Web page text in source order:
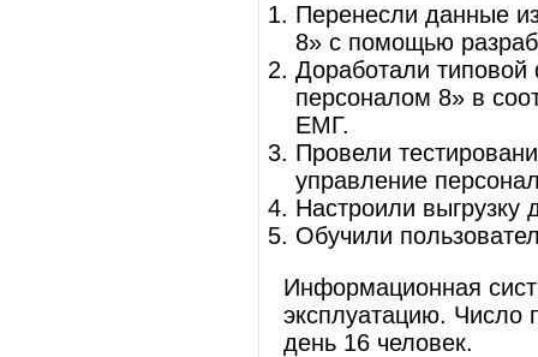
Перенесли данные
8» с помощью
Доработали типовой
персоналом 8» в
ЕМГ.
Провели
управление
Настроили выгрузку
Обучили
Информационная
эксплуатацию. Число
день 16 человек.